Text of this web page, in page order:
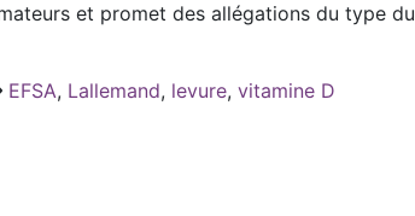
et promet des allégations du type du
EFSA, Lallemand, levure, vitamine D